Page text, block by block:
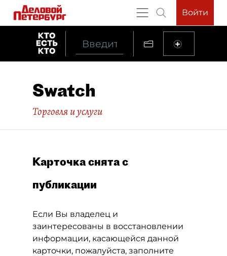
Войти
Swatch
Торговля и услуги
Карточка снята с
публикации
Если Вы владелец и
заинтересованы в восстановлении
информации, касающейся данной
карточки, пожалуйста, заполните